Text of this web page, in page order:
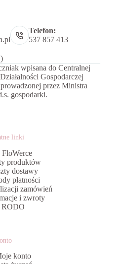
Telefon:
537 857 413
wpisana do Centralnej
Gospodarczej
przez Ministra
gospodarki.
linki
FloWerce
produktów
dostawy
płatności
zamówień
i zwroty
RODO
konto